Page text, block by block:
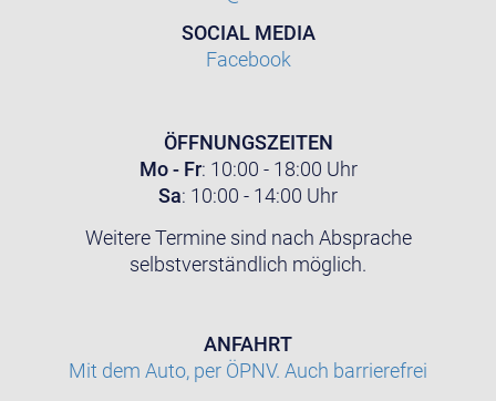
SOCIAL MEDIA
Facebook
ÖFFNUNGSZEITEN
Mo - Fr: 10:00 - 18:00 Uhr
Sa: 10:00 - 14:00 Uhr
Weitere Termine sind nach Absprache
selbstverständlich möglich.
ANFAHRT
Mit dem Auto, per ÖPNV. Auch barrierefrei